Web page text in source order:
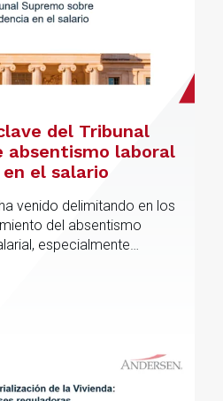
del Tribunal
absentismo laboral
el salario
venido delimitando en los
del absentismo
especialmente
retribución variable